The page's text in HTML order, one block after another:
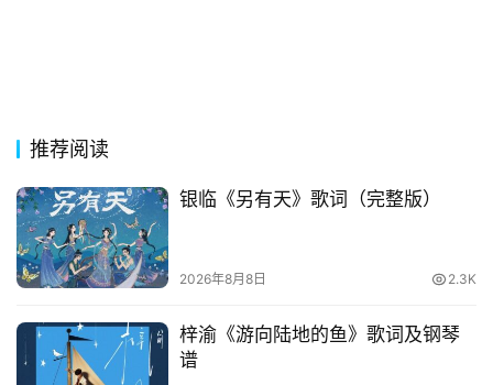
网
热
词
电
影
台
词
推荐阅读
银临《另有天》歌词（完整版）
2026年8月8日 2.3K
梓渝《游向陆地的鱼》歌词及钢琴
谱